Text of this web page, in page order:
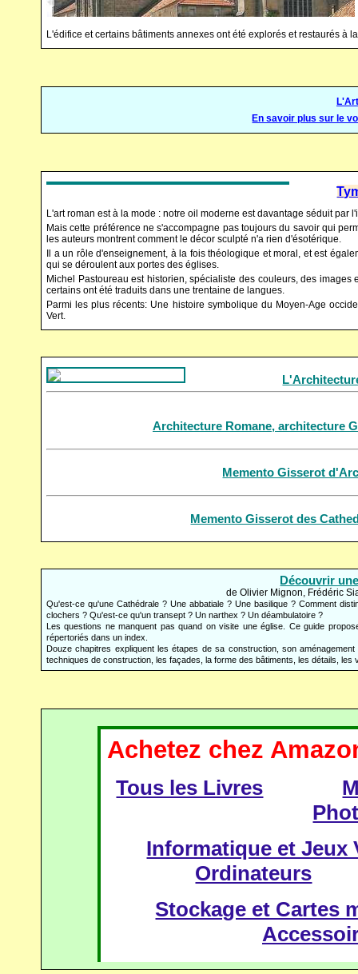
L'édifice et certains bâtiments annexes ont été explorés et restaurés à
En savoir plus sur le
L'art roman est à la mode : notre oil moderne est davantage séduit
Mais cette préférence ne s'accompagne pas toujours du savoir qui
les auteurs montrent comment le décor sculpté n'a rien d'ésotérique.
Il a un rôle d'enseignement, à la fois théologique et moral, et est
qui se déroulent aux portes des églises.
Michel Pastoureau est historien, spécialiste des couleurs, des
certains ont été traduits dans une trentaine de langues.
Parmi les plus récents: Une histoire symbolique du Moyen-Age
Vert.
Architecture Romane, architecture
Memento Gisserot
Memento Gisserot des
Découvrir
de Olivier Mignon, Frédéric
Qu'est-ce qu'une Cathédrale ? Une abbatiale ? Une basilique ? Comment
clochers ? Qu'est-ce qu'un transept ? Un narthex ? Un déambulatoire ?
Les questions ne manquent pas quand on visite une église. Ce guide
répertoriés dans un index.
Douze chapitres expliquent les étapes de sa construction, son
techniques de construction, les façades, la forme des bâtiments, les détails, les